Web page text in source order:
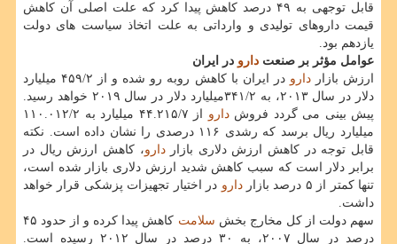
قابل توجهی به ۴۹ درصد كاهش پیدا كرد كه علت اصلی آن كاهش
قیمت داروهای تولیدی و وارداتی به علت اتخاذ سیاست های دولت
یازدهم بود.
عوامل مؤثر بر صنعت دارو در ایران
ارزش بازاردارو
در ایران با كاهش روبه رو شده و از ۴۵۹/۲ میلیارد
دلار در سال ۲۰۱۳، به ۳۴۱/۲میلیارد دلار در سال ۲۰۱۹ خواهد رسید.
پیش بینی می گردد فروشدارو
از ۴۴.۲۱۵/۷ میلیارد به ۱۱۰.۰۱۲/۲
میلیارد ریال برسد كه رشدی ۱۱۶ درصدی را نشان داده است. نكته
قابل توجه در كاهش ارزش دلاری بازاردارو، كاهش ارزش ریال در
برابر دلار است كه سبب كاهش شدید ارزش دلاری بازار شده است،
تنها كمتر از ۵ درصد بازار
دارو در اختیار تجهیزات پزشكی قرار خواهد
داشت.
سهم دولت از كل مخارج بخش سلامت
كاهش پیدا كرده و از حدود ۴۵
درصد در سال ۲۰۰۷، به ۳۰ درصد در سال ۲۰۱۲ رسیده است.